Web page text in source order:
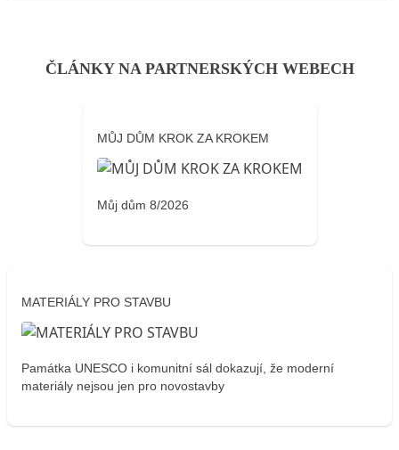
ČLÁNKY NA PARTNERSKÝCH WEBECH
MŮJ DŮM KROK ZA KROKEM
Můj dům 8/2026
MATERIÁLY PRO STAVBU
Památka UNESCO i komunitní sál dokazují, že moderní
materiály nejsou jen pro novostavby